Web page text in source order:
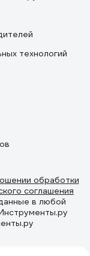
технологий
обработки
соглашения
в любой